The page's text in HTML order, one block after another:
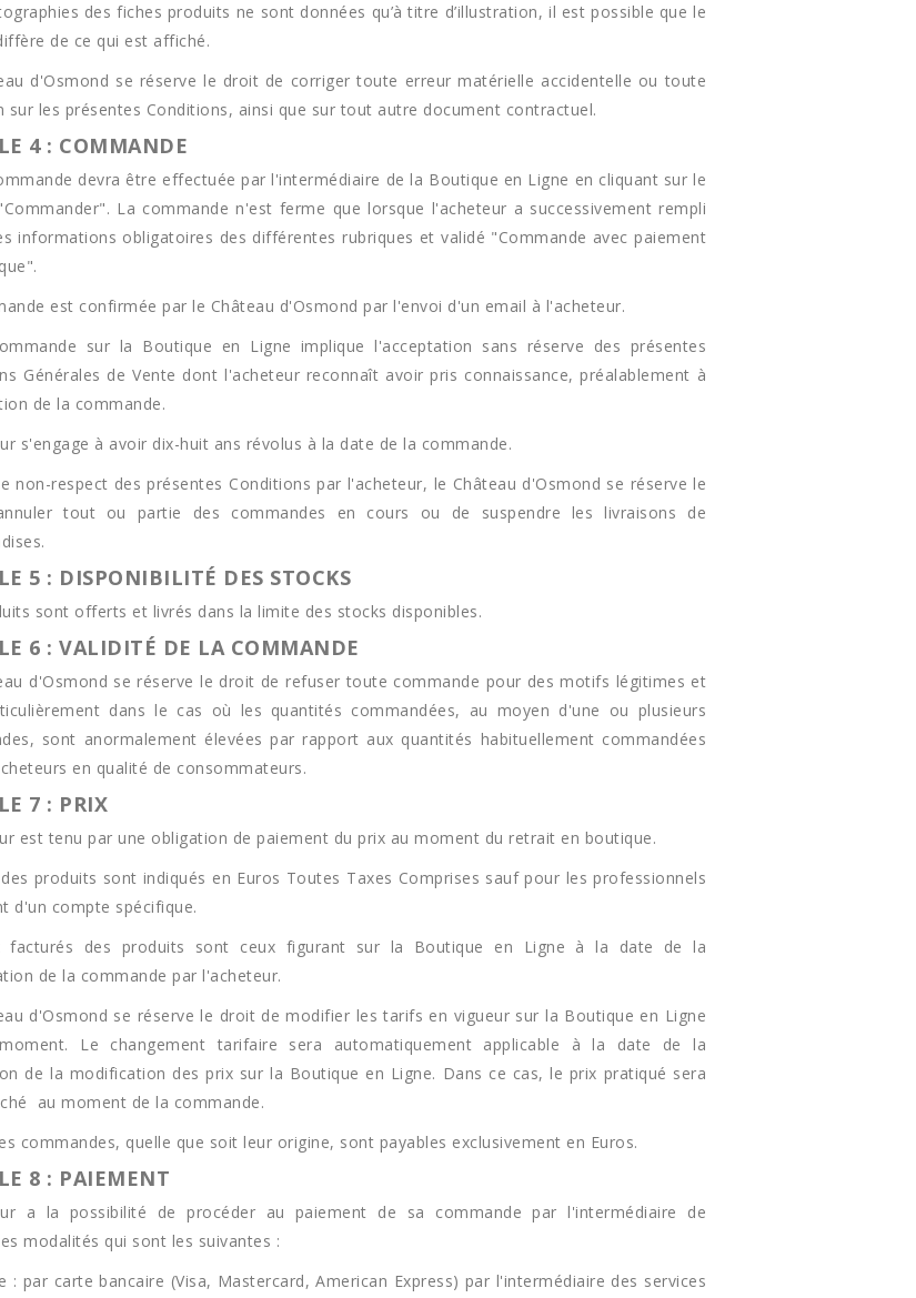
des fiches produits ne sont données qu’à titre d’illustration, il est possible que le
de ce qui est affiché.
d'Osmond se réserve le droit de corriger toute erreur matérielle accidentelle ou toute
sur les présentes Conditions, ainsi que sur tout autre document contractuel.
4 : COMMANDE
devra être effectuée par l'intermédiaire de la Boutique en Ligne en cliquant sur le
La commande n'est ferme que lorsque l'acheteur a successivement rempli
informations obligatoires des différentes rubriques et validé "Commande avec paiement
est confirmée par le Château d'Osmond par l'envoi d'un email à l'acheteur.
sur la Boutique en Ligne implique l'acceptation sans réserve des présentes
Générales de Vente dont l'acheteur reconnaît avoir pris connaissance, préalablement à
de la commande.
s'engage à avoir dix-huit ans révolus à la date de la commande.
non-respect des présentes Conditions par l'acheteur, le Château d'Osmond se réserve le
tout ou partie des commandes en cours ou de suspendre les livraisons de
5 : DISPONIBILITÉ DES STOCKS
sont offerts et livrés dans la limite des stocks disponibles.
6 : VALIDITÉ DE LA COMMANDE
d'Osmond se réserve le droit de refuser toute commande pour des motifs légitimes et
dans le cas où les quantités commandées, au moyen d'une ou plusieurs
sont anormalement élevées par rapport aux quantités habituellement commandées
en qualité de consommateurs.
7 : PRIX
est tenu par une obligation de paiement du prix au moment du retrait en boutique.
produits sont indiqués en Euros Toutes Taxes Comprises sauf pour les professionnels
d'un compte spécifique.
facturés des produits sont ceux figurant sur la Boutique en Ligne à la date de la
de la commande par l'acheteur.
d'Osmond se réserve le droit de modifier les tarifs en vigueur sur la Boutique en Ligne
Le changement tarifaire sera automatiquement applicable à la date de la
de la modification des prix sur la Boutique en Ligne. Dans ce cas, le prix pratiqué sera
au moment de la commande.
commandes, quelle que soit leur origine, sont payables exclusivement en Euros.
8 : PAIEMENT
a la possibilité de procéder au paiement de sa commande par l'intermédiaire de
modalités qui sont les suivantes :
: par carte bancaire (Visa, Mastercard, American Express) par l'intermédiaire des services